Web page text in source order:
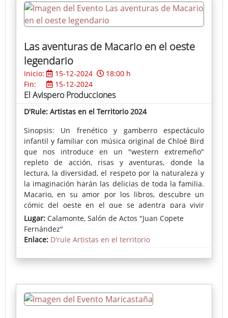
Las aventuras de Macario en el oeste
legendario
Inicio: 15-12-2024
18:00 h
Fin:
15-12-2024
El Avispero Producciones
D'Rule: Artistas en el Territorio 2024
Sinopsis: Un frenético y gamberro espectáculo
infantil y familiar con música original de Chloé Bird
que nos introduce en un "western extremeño"
repleto de acción, risas y aventuras, donde la
lectura, la diversidad, el respeto por la naturaleza y
la imaginación harán las delicias de toda la familia.
Macario, en su amor por los libros, descubre un
cómic del oeste en el que se adentra para vivir
aventuras desternillantes. Acompañado por la
damisela, el tabernero, los bandidos “Fulanito y
Menganito”, la chamana y su sorprendente langosta
magia tan maravillosa que encierra la lectura.
Lugar: Calamonte, Salón de Actos "Juan Copete
Fernández"
Enlace: D'rule Artistas en el territorio